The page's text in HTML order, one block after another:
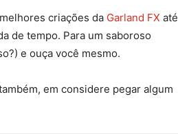
criações da Garland FX até
de tempo. Para um saboroso
e ouça você mesmo.
em considere pegar algum